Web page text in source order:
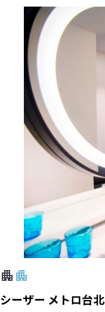
シーザー メトロ台北